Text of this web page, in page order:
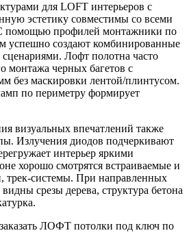
для LOFT интерьеров с
эстетику совместимы со всеми
помощью профилей монтажники по
успешно создают комбинированные
Лофт полотна часто
монтажа черных багетов с
без маскировки лентой/плинтусом.
по периметру формирует
визуальных впечатлений также
Излучения диодов подчеркивают
интерьер яркими
хорошо смотрятся встраиваемые и
трек-системы. При направленных
срезы дерева, структура бетона
ЛОФТ потолки под ключ по